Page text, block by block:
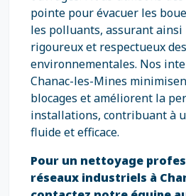
pointe pour évacuer les
les polluants, assurant
rigoureux et respectueux
environnementales. Nos
Chanac-les-Mines
blocages et améliorent la
installations, contribuant à
fluide et efficace.
Pour un nettoyage
réseaux industriels à